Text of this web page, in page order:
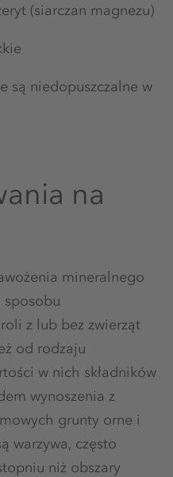
(siarczan magnezu)
są niedopuszczalne w
na
mineralnego
sposobu
z lub bez zwierząt
od rodzaju
w nich składników
wynoszenia z
grunty orne i
warzywa, często
niż obszary